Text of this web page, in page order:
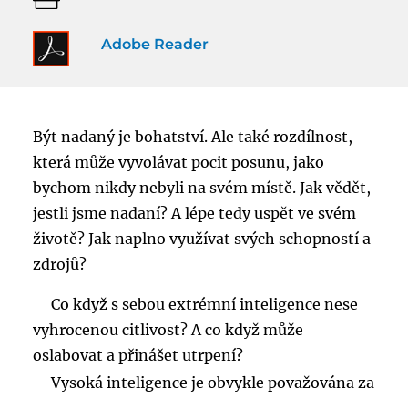
Adobe Reader
Být nadaný je bohatství. Ale také rozdílnost,
která může vyvolávat pocit posunu, jako
bychom nikdy nebyli na svém místě. Jak vědět,
jestli jsme nadaní? A lépe tedy uspět ve svém
životě? Jak naplno využívat svých schopností a
zdrojů?
Co když s sebou extrémní inteligence nese
vyhrocenou citlivost? A co když může
oslabovat a přinášet utrpení?
Vysoká inteligence je obvykle považována za